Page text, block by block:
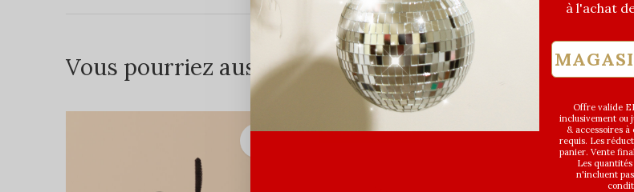
Vous pourriez aussi aimer...
COUP DE COEUR
à l'achat
Offre valide
inclusivement ou
& accessoires à
requis. Les
panier. Vente
Les
n'incluent